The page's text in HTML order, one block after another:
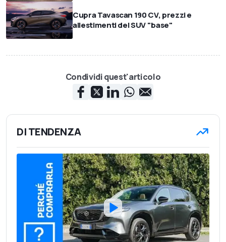
Cupra Tavascan 190 CV, prezzi e
allestimenti del SUV "base"
Condividi quest'articolo
DI TENDENZA